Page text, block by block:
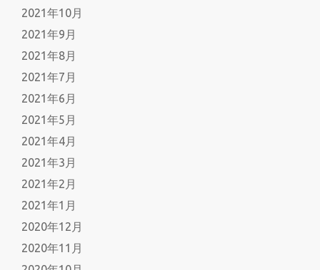
2021年10月
2021年9月
2021年8月
2021年7月
2021年6月
2021年5月
2021年4月
2021年3月
2021年2月
2021年1月
2020年12月
2020年11月